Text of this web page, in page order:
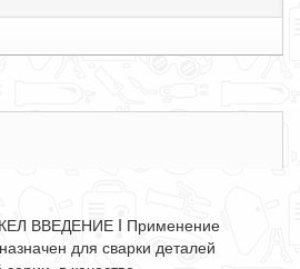
ВВЕДЕНИЕ I Применение
для сварки деталей